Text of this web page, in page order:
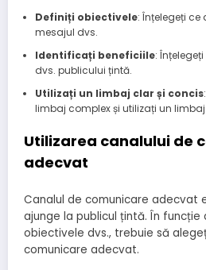
Definiți obiectivele: Înțelegeți ce
mesajul dvs.
Identificați beneficiile:
dvs. publicului țintă.
Utilizați un limbaj clar și concis
limbaj complex și utilizați un
Utilizarea canalului de
adecvat
Canalul de comunicare adecvat
ajunge la publicul țintă. În funcție
obiectivele dvs., trebuie să
comunicare adecvat.